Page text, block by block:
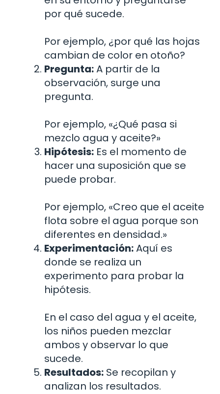
por qué sucede.
Por ejemplo, ¿por qué las hojas
cambian de color en otoño?
Pregunta:A partir de la
observación, surge una
pregunta.
Por ejemplo, «¿Qué pasa si
mezclo agua y aceite?»
Hipótesis: Es el momento de
hacer una suposición que se
puede probar.
Por ejemplo, «Creo que el aceite
flota sobre el agua porque son
diferentes en densidad.»
Experimentación:Aquí es
donde se realiza un
experimento para probar la
hipótesis.
En el caso del agua y el aceite,
los niños pueden mezclar
ambos y observar lo que
sucede.
Resultados: Se recopilan y
analizan los resultados.